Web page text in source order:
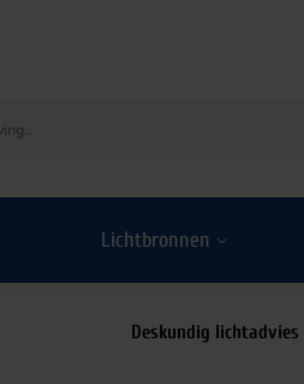
Lichtbronnen
Deskundig lichtadvies